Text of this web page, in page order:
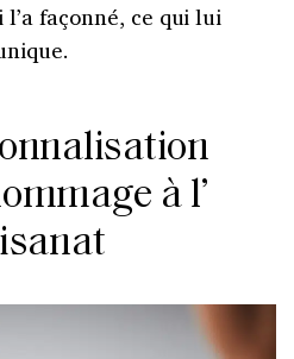
façonné, ce qui lui
à l’